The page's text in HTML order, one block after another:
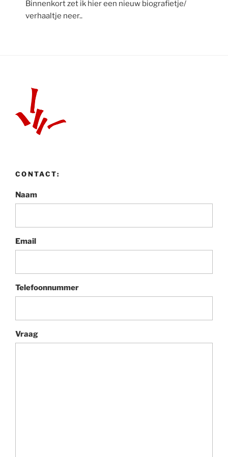
Binnenkort zet ik hier een nieuw biografietje/
verhaaltje neer..
CONTACT:
Naam
Email
Telefoonnummer
Vraag